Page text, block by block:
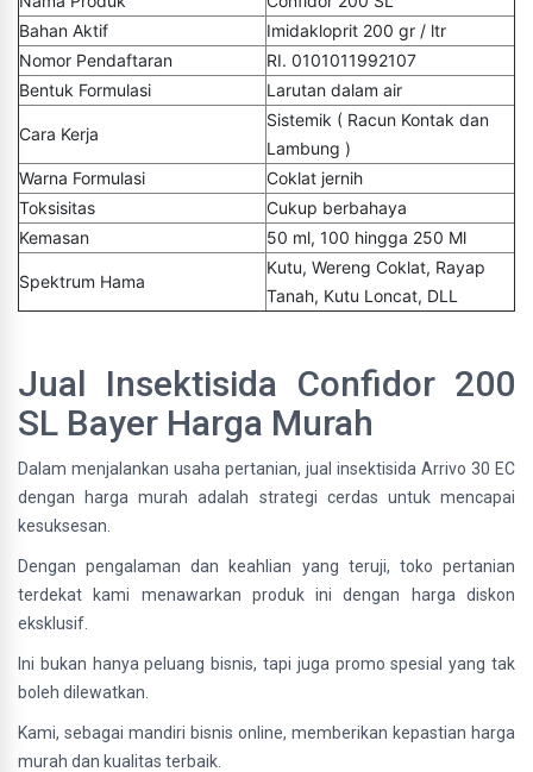
Bahan Aktif
Imidakloprit 200 gr / ltr
Nomor Pendaftaran
RI. 0101011992107
Bentuk Formulasi
Larutan dalam air
Cara Kerja
Sistemik ( Racun Kontak dan
Lambung )
Warna Formulasi
Coklat jernih
Toksisitas
Cukup berbahaya
Kemasan
50 ml, 100 hingga 250 Ml
Spektrum Hama
Kutu, Wereng Coklat, Rayap
Tanah, Kutu Loncat, DLL
Jual Insektisida Confidor 200
SL Bayer Harga Murah
Dalam menjalankan usaha pertanian, jual insektisida Arrivo 30 EC
dengan harga murah adalah strategi cerdas untuk mencapai
kesuksesan.
Dengan pengalaman dan keahlian yang teruji, toko pertanian
terdekat kami menawarkan produk ini dengan harga diskon
eksklusif.
Ini bukan hanya peluang bisnis, tapi juga promo spesial yang tak
boleh dilewatkan.
Kami, sebagai mandiri bisnis online, memberikan kepastian harga
murah dan kualitas terbaik.